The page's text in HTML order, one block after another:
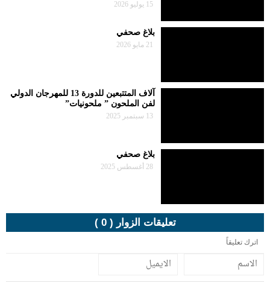
15 يوليو 2026
بلاغ صحفي
آلاف المتتبعين للدورة 13 للمهرجان الدولي
لفن الملحون ” ملحونيات”
13 سبتمبر 2025
بلاغ صحفي
28 أغسطس 2025
تعليقات الزوار ( 0 )
اترك تعليقاً